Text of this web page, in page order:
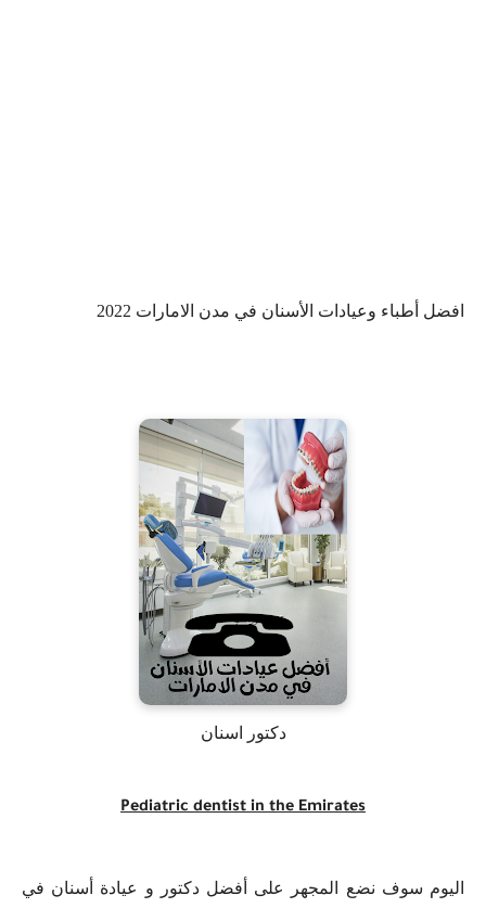
افضل أطباء وعيادات الأسنان في مدن الامارات 2022
دكتور اسنان
Pediatric dentist in the Emirates
اليوم سوف نضع المجهر على أفضل دكتور و عيادة أسنان في